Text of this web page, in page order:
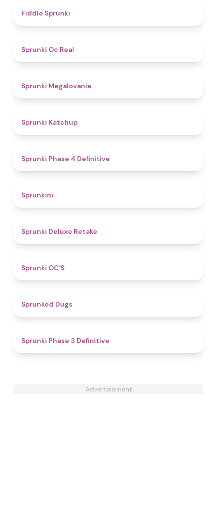
Fiddle Sprunki
Sprunki Oc Real
Sprunki Megalovania
Sprunki Katchup
Sprunki Phase 4 Definitive
Sprunkini
Sprunki Deluxe Retake
Sprunki OC'S
Sprunked Dugs
Sprunki Phase 3 Definitive
Advertisement